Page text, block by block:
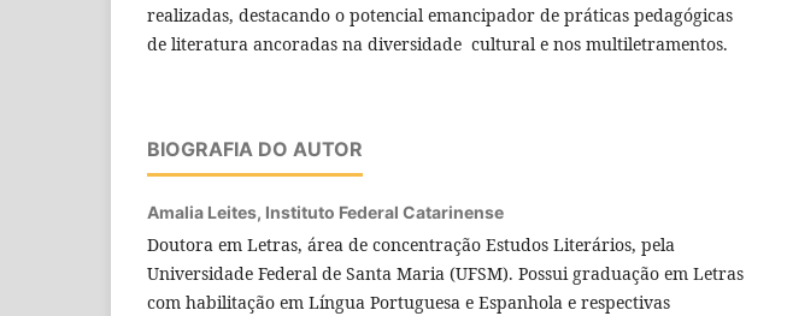
realizadas, destacando o potencial emancipador de práticas pedagógicas
de literatura ancoradas na diversidade cultural e nos multiletramentos.
BIOGRAFIA DO AUTOR
Amalia Leites, Instituto Federal Catarinense
Doutora em Letras, área de concentração Estudos Literários, pela
Universidade Federal de Santa Maria (UFSM). Possui graduação em Letras
com habilitação em Língua Portuguesa e Espanhola e respectivas